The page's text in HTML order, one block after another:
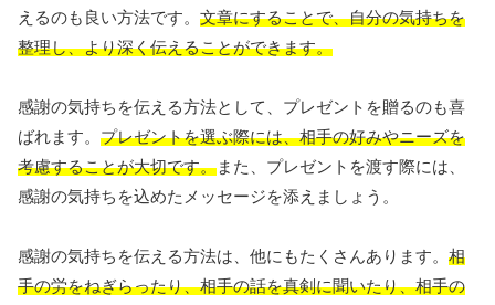
えるのも良い方法です。 文章にすることで、自分の気持ちを
整理し、より深く伝えることができます。
感謝の気持ちを伝える方法として、プレゼントを贈るのも喜
ばれます。 プレゼントを選ぶ際には、相手の好みやニーズを
考慮することが大切です。また、プレゼントを渡す際には、
感謝の気持ちを込めたメッセージを添えましょう。
感謝の気持ちを伝える方法は、他にもたくさんあります。 相
手の労をねぎらったり、相手の話を真剣に聞いたり、相手の